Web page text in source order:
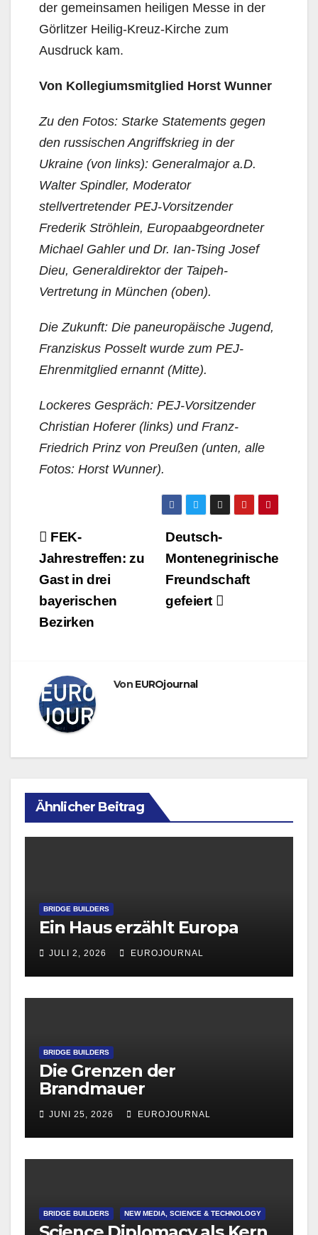
der gemeinsamen heiligen Messe in der
Görlitzer Heilig-Kreuz-Kirche zum
Ausdruck kam.
Von Kollegiumsmitglied Horst Wunner
Zu den Fotos: Starke Statements gegen
den russischen Angriffskrieg in der
Ukraine (von links): Generalmajor a.D.
Walter Spindler, Moderator
stellvertretender PEJ-Vorsitzender
Frederik Ströhlein, Europaabgeordneter
Michael Gahler und Dr. Ian-Tsing Josef
Dieu, Generaldirektor der Taipeh-
Vertretung in München (oben).
Die Zukunft: Die paneuropäische Jugend,
Franziskus Posselt wurde zum PEJ-
Ehrenmitglied ernannt (Mitte).
Lockeres Gespräch: PEJ-Vorsitzender
Christian Hoferer (links) und Franz-
Friedrich Prinz von Preußen (unten, alle
Fotos: Horst Wunner).
Beitragsnavigation
Deutsch-
Montenegrinische
Freundschaft
gefeiert
FEK-
Jahrestreffen: zu
Gast in drei
bayerischen
Bezirken
Von EUROjournal
Ähnlicher Beitrag
BRIDGE BUILDERS
Ein Haus erzählt Europa
JULI 2, 2026 EUROJOURNAL
BRIDGE BUILDERS
Die Grenzen der
Brandmauer
JUNI 25, 2026 EUROJOURNAL
BRIDGE BUILDERS NEW MEDIA, SCIENCE & TECHNOLOGY